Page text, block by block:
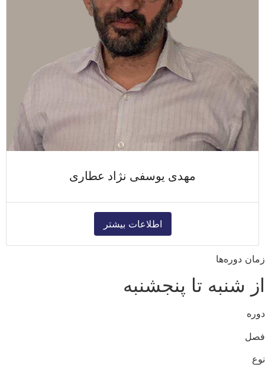
مهدی یوسفی نژاد عطاری
اطلاعات بیشتر
زمان دوره‌ها
از شنبه تا پنجشنبه
دوره
فصل
نوع